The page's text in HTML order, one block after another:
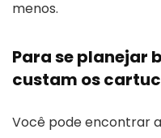
menos.
Para se planejar
custam os
Você pode encontrar